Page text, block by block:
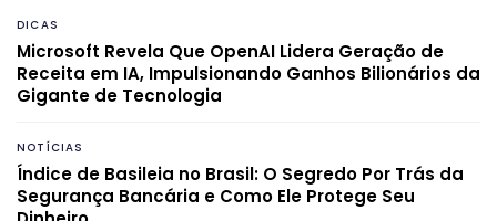
DICAS
Microsoft Revela Que OpenAI Lidera Geração de
Receita em IA, Impulsionando Ganhos Bilionários da
Gigante de Tecnologia
NOTÍCIAS
Índice de Basileia no Brasil: O Segredo Por Trás da
Segurança Bancária e Como Ele Protege Seu